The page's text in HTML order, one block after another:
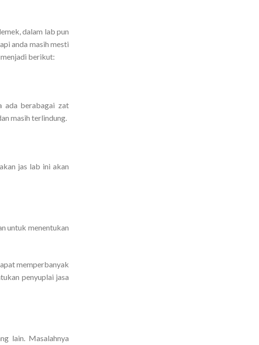
dalam lab pun
anda masih mesti
menjadi berikut:
ada berabagai zat
masih terlindung.
jas lab ini akan
untuk menentukan
memperbanyak
penyuplai jasa
lain. Masalahnya